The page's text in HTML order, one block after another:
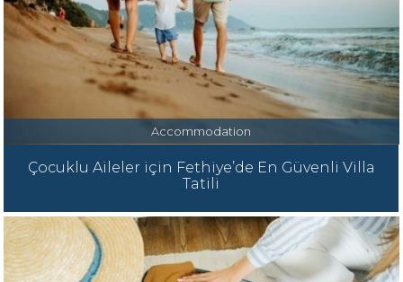
Accommodation
Çocuklu Aileler için Fethiye’de En Güvenli Villa
Tatili